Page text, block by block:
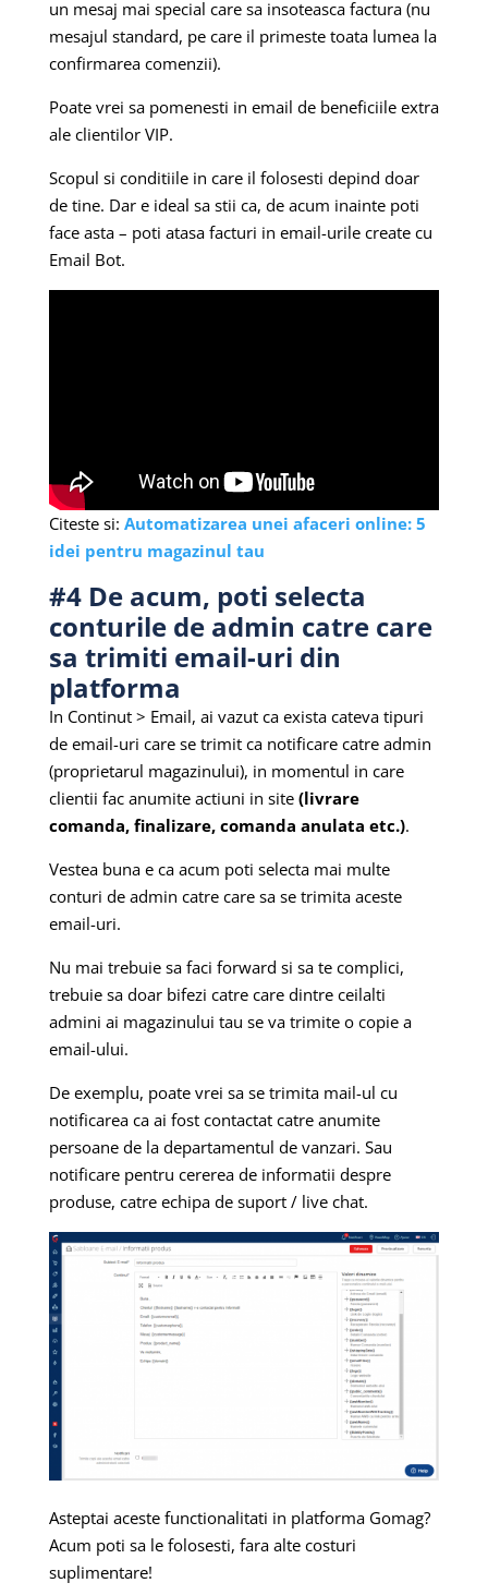
un mesaj mai special care sa insoteasca factura (nu
mesajul standard, pe care il primeste toata lumea la
confirmarea comenzii).
Poate vrei sa pomenesti in email de beneficiile extra
ale clientilor VIP.
Scopul si conditiile in care il folosesti depind doar
de tine. Dar e ideal sa stii ca, de acum inainte poti
face asta – poti atasa facturi in email-urile create cu
Email Bot.
Citeste si: Automatizarea unei afaceri online: 5
idei pentru magazinul tau
#4 De acum, poti selecta
conturile de admin catre care
sa trimiti email-uri din
platforma
In Continut > Email, ai vazut ca exista cateva tipuri
de email-uri care se trimit ca notificare catre admin
(proprietarul magazinului), in momentul in care
clientii fac anumite actiuni in site(livrare
comanda, finalizare, comanda anulata etc.).
Vestea buna e ca acum poti selecta mai multe
conturi de admin catre care sa se trimita aceste
email-uri.
Nu mai trebuie sa faci forward si sa te complici,
trebuie sa doar bifezi catre care dintre ceilalti
admini ai magazinului tau se va trimite o copie a
email-ului.
De exemplu, poate vrei sa se trimita mail-ul cu
notificarea ca ai fost contactat catre anumite
persoane de la departamentul de vanzari. Sau
notificare pentru cererea de informatii despre
produse, catre echipa de suport / live chat.
Asteptai aceste functionalitati in platforma Gomag?
Acum poti sa le folosesti, fara alte costuri
suplimentare!